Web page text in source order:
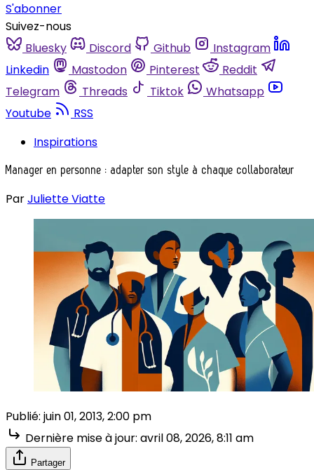
S'abonner
Suivez-nous
Bluesky
Discord Github
Instagram
Linkedin
Mastodon Pinterest
Reddit
Telegram
Threads Tiktok
Whatsapp
Youtube
RSS
Inspirations
Manager en personne : adapter son style à chaque collaborateur
ParJuliette Viatte
Publié: juin 01, 2013, 2:00 pm
Dernière mise à jour: avril 08, 2026, 8:11 am
Partager